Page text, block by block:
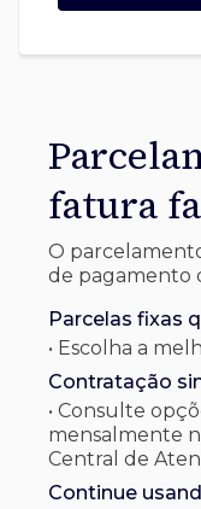
fatura
O
de pagamento
Parcelas fixas
• Escolha a
Contratação
• Consulte
mensalmente
Central de
Continue